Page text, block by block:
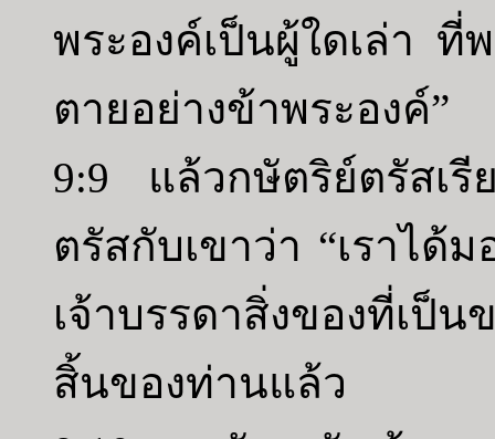
พระองค์เป็นผู้ใดเล่า ที่
ตายอย่างข้าพระองค์”
9:9 แล้วกษัตริย์ตรัสเ
ตรัสกับเขาว่า “เราได้
เจ้าบรรดาสิ่งของที่เป็
สิ้นของท่านแล้ว